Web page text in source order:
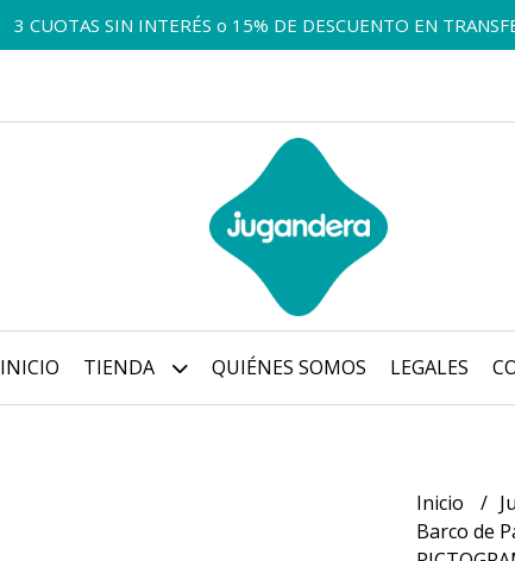
3 CUOTAS SIN INTERÉS o 15% DE DESCUENTO EN
INICIO TIENDA QUIÉNES SOMOS LEGALES
Inicio
Barco de